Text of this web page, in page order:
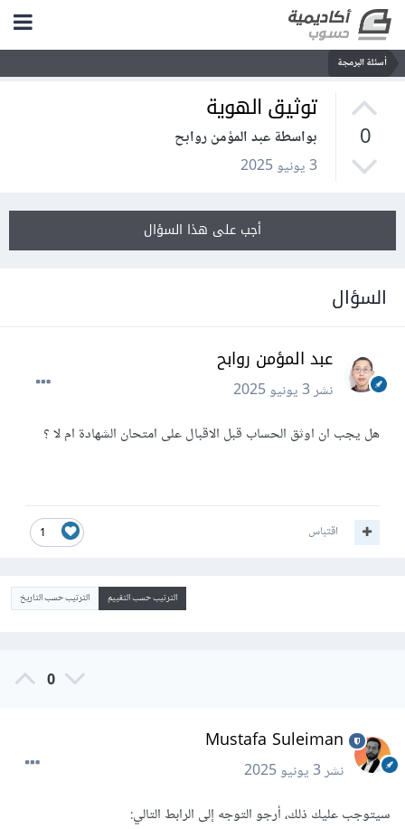
أسئلة البرمجة
0
توثيق الهوية
بواسطة عبد المؤمن روابح
3 يونيو 2025
أجب على هذا السؤال
السؤال
عبد المؤمن روابح
نشر3 يونيو 2025
هل يجب ان اوثق الحساب قبل الاقبال على امتحان الشهادة ام لا ؟
1 اقتباس
الترتيب حسب التقييم الترتيب حسب التاريخ
0
Mustafa Suleiman
نشر3 يونيو 2025
سيتوجب عليك ذلك، أرجو التوجه إلى الرابط التالي: